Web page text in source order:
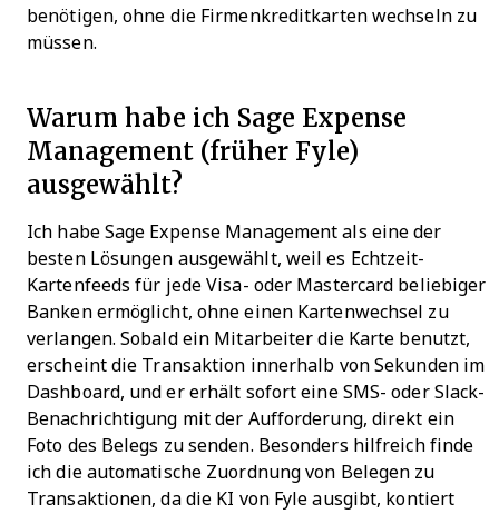
benötigen, ohne die Firmenkreditkarten wechseln zu
müssen.
Warum habe ich Sage Expense
Management (früher Fyle)
ausgewählt?
Ich habe Sage Expense Management als eine der
besten Lösungen ausgewählt, weil es Echtzeit-
Kartenfeeds für jede Visa- oder Mastercard beliebiger
Banken ermöglicht, ohne einen Kartenwechsel zu
verlangen. Sobald ein Mitarbeiter die Karte benutzt,
erscheint die Transaktion innerhalb von Sekunden im
Dashboard, und er erhält sofort eine SMS- oder Slack-
Benachrichtigung mit der Aufforderung, direkt ein
Foto des Belegs zu senden. Besonders hilfreich finde
ich die automatische Zuordnung von Belegen zu
Transaktionen, da die KI von Fyle ausgibt, kontiert